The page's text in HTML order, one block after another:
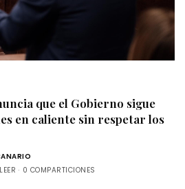
que el Gobierno sigue
en caliente sin respetar los
0 COMPARTICIONES